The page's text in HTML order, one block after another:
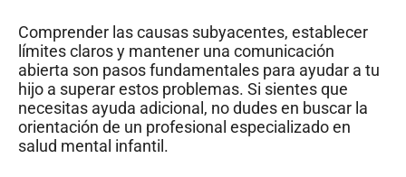
Comprender las causas subyacentes, establecer
límites claros y mantener una comunicación
abierta son pasos fundamentales para ayudar a tu
hijo a superar estos problemas. Si sientes que
necesitas ayuda adicional, no dudes en buscar la
orientación de un profesional especializado en
salud mental infantil.